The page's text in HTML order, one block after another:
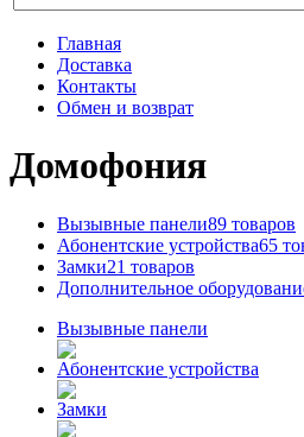
Главная
Доставка
Контакты
Обмен и возврат
Домофония
Вызывные панели89 товаров
Абонентские устройства65
Замки21 товаров
Дополнительное
Вызывные панели
Абонентские устройства
Замки